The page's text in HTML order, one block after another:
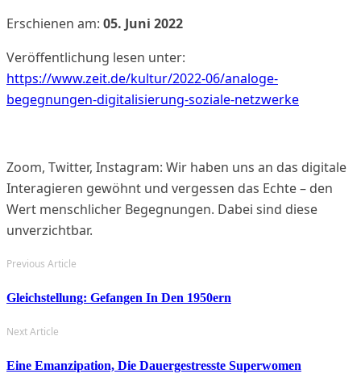
Erschienen am: 05. Juni 2022
Veröffentlichung lesen unter:
https://www.zeit.de/kultur/2022-06/analoge-
begegnungen-digitalisierung-soziale-netzwerke
Zoom, Twitter, Instagram: Wir haben uns an das digitale
Interagieren gewöhnt und vergessen das Echte – den
Wert menschlicher Begegnungen. Dabei sind diese
unverzichtbar.
Previous Article
Gleichstellung: Gefangen In Den 1950ern
Next Article
Eine Emanzipation, Die Dauergestresste Superwomen